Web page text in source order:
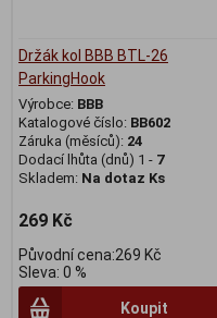
Držák kol BBB BTL-26
ParkingHook
Výrobce: BBB
Katalogové číslo: BB602
Záruka (měsíců): 24
Dodací lhůta (dnů) 1 - 7
Skladem: Na dotaz Ks
269 Kč
Původní cena:269 Kč
Sleva: 0 %
Koupit